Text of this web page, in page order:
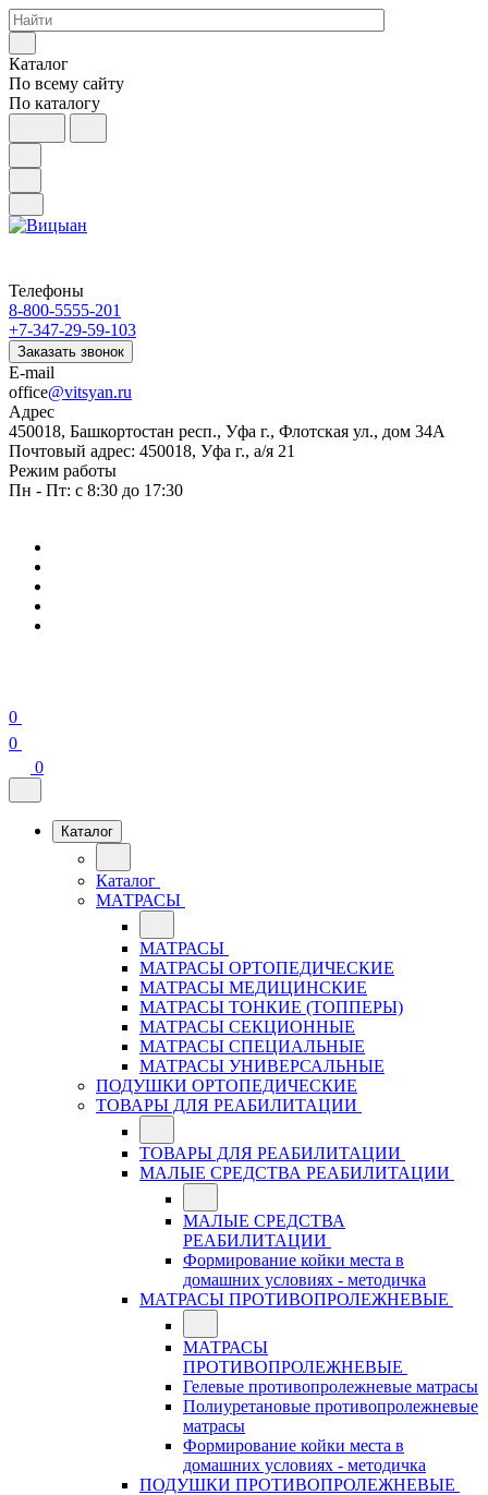
Каталог
По всему сайту
По каталогу
Телефоны
8-800-5555-201
+7-347-29-59-103
Заказать звонок
E-mail
office@vitsyan.ru
Адрес
450018, Башкортостан респ., Уфа г., Флотская ул., дом 34А
Почтовый адрес: 450018, Уфа г., а/я 21
Режим работы
Пн - Пт: с 8:30 до 17:30
0
0
0
Каталог
Каталог
МАТРАСЫ
МАТРАСЫ
МАТРАСЫ ОРТОПЕДИЧЕСКИЕ
МАТРАСЫ МЕДИЦИНСКИЕ
МАТРАСЫ ТОНКИЕ (ТОППЕРЫ)
МАТРАСЫ СЕКЦИОННЫЕ
МАТРАСЫ СПЕЦИАЛЬНЫЕ
МАТРАСЫ УНИВЕРСАЛЬНЫЕ
ПОДУШКИ ОРТОПЕДИЧЕСКИЕ
ТОВАРЫ ДЛЯ РЕАБИЛИТАЦИИ
ТОВАРЫ ДЛЯ РЕАБИЛИТАЦИИ
МАЛЫЕ СРЕДСТВА РЕАБИЛИТАЦИИ
МАЛЫЕ СРЕДСТВА
РЕАБИЛИТАЦИИ
Формирование койки места в
домашних условиях - методичка
МАТРАСЫ ПРОТИВОПРОЛЕЖНЕВЫЕ
МАТРАСЫ
ПРОТИВОПРОЛЕЖНЕВЫЕ
Гелевые противопролежневые матрасы
Полиуретановые противопролежневые
матрасы
Формирование койки места в
домашних условиях - методичка
ПОДУШКИ ПРОТИВОПРОЛЕЖНЕВЫЕ